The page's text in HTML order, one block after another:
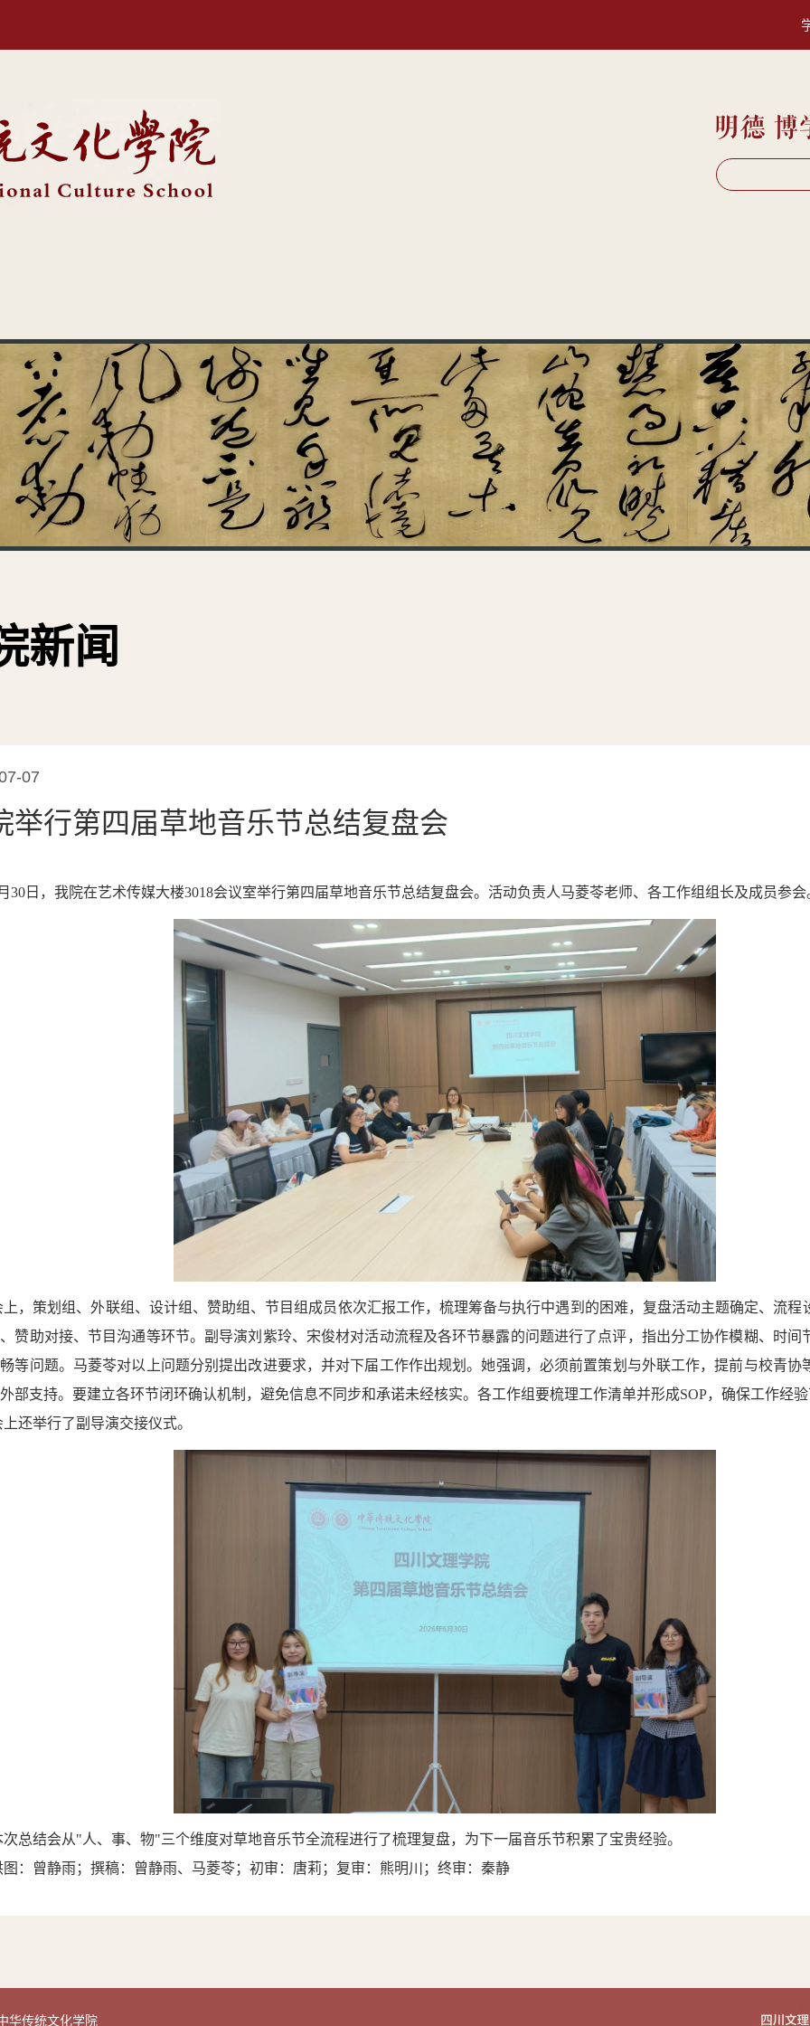
新闻
07
举行第四届草地音乐节总结复盘会
30日，我院在艺术传媒大楼3018会议室举行第四届草地音乐节总结复盘会。活动负责人马菱苓老师、各工作组组长及成员参会
， 策划组、外联组、设计组、赞助组、节目组成员依次汇报工作，梳理筹备与执行中遇到的困难， 复盘活动主题确定、流程
赞助对接、节目沟通等环节。副导演刘紫玲、宋俊材对活动流程及各环节暴露的问题进行了 点评，指出分工协作模糊、时间
等问题。马菱苓对以上问题分别提出改进要求，并对下届工作作出规划。她强调， 必须前置策划与外联工作，提前与校青协
部支持。要建立各环节闭环确认机制，避免信息不同步和承诺未经核实。 各工作组要梳理工作清单并形成SOP，确保工作经
上还举行了副导演交接仪式。
次总结会从"人、事、物"三个维度对草地音乐节全流程进行了梳理复盘， 为下一届音乐节积累了宝贵经验。
图：曾静雨；撰稿：曾静雨、马菱苓；初审：唐莉；复审：熊明川；终审：秦静
华传统文化学院